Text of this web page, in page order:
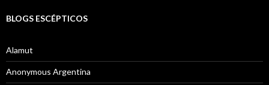
BLOGS ESCÉPTICOS
Alamut
Anonymous Argentina